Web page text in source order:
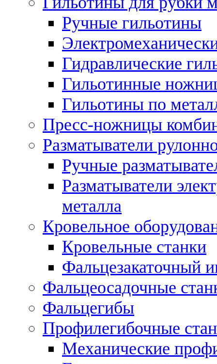
Ручные гильотины
Гидравлические
Гильотинные
Гильотины по
Пресс-ножницы
Разматыватели
Ручные
Разматыватели
металла
Кровельное
Кровельные станки
Фальцезакаточный
Фальцеосадочные
Фальцегибы
Профилегибочные
Механические